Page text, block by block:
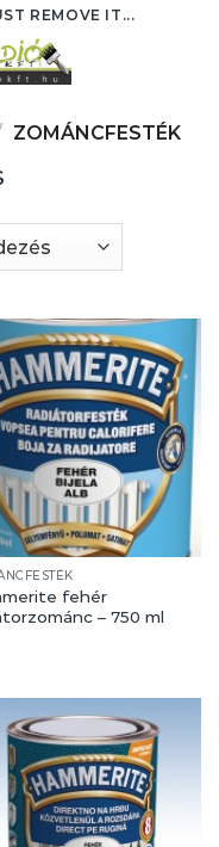
REMOVE IT...
ZOMÁNCFESTÉK
fehér
– 750 ml